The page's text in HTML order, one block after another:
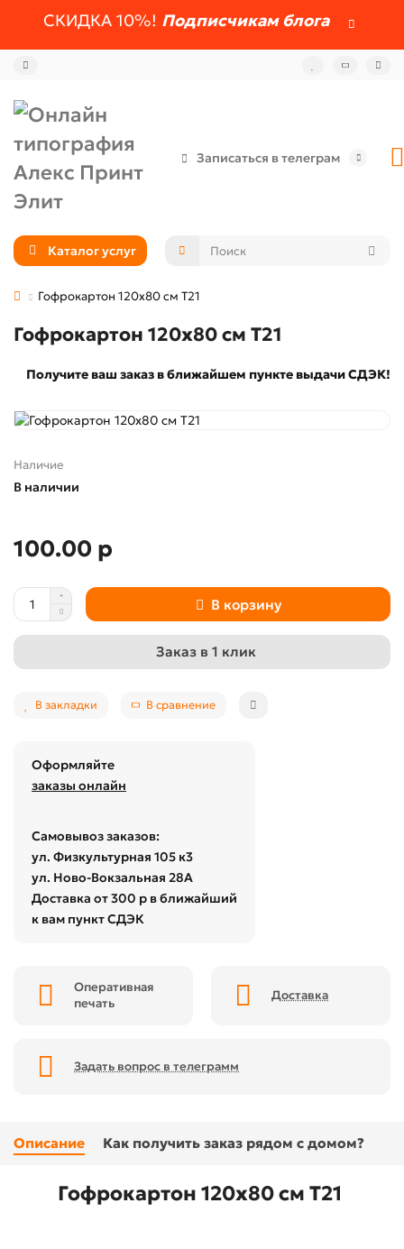
СКИДКА 10%! Подписчикам блога
Записаться в телеграм
Каталог услуг
Гофрокартон 120х80 см Т21
Гофрокартон 120х80 см Т21
Получите ваш заказ в ближайшем пункте выдачи СДЭК!
Наличие
В наличии
100.00 р
В корзину
Заказ в 1 клик
В закладки В сравнение
Оформляйте
заказы онлайн
Самовывоз заказов:
ул. Физкультурная 105 к3
ул. Ново-Вокзальная 28А
Доставка от 300 р в ближайший
к вам пункт СДЭК
Оперативная
печать
Доставка
Задать вопрос в телеграмм
Описание Как получить заказ рядом с домом?
Гофрокартон 120х80 см Т21